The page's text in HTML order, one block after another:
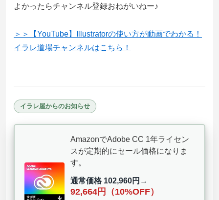
よかったらチャンネル登録おねがいねー♪
＞＞【YouTube】Illustratorの使い方が動画でわかる！
イラレ道場チャンネルはこちら！
イラレ屋からのお知らせ
AmazonでAdobe CC 1年ライセン
スが定期的にセール価格になりま
す。
通常価格 102,960円 →
92,664円（10%OFF）